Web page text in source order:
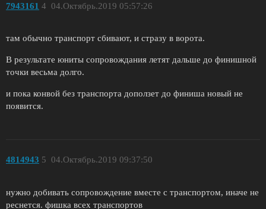
7943161 04.Октябрь.2019 05:57:26
4
там обычно транспорт сбивают, и стразу в ворота.
В результате юниты сопровождания летят дальше до финишной
точки весьма долго.
и пока конвой без транспорта доползет до финиша новый не
появится.
4814943 04.Октябрь.2019 09:37:50
5
нужно добивать сопровождение вместе с транспортом, иначе не
реснется. фишка всех транспортов